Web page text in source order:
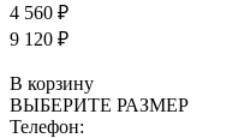
4 560 ₽
9 120 ₽
В корзину
ВЫБЕРИТЕ РАЗМЕР
Телефон: